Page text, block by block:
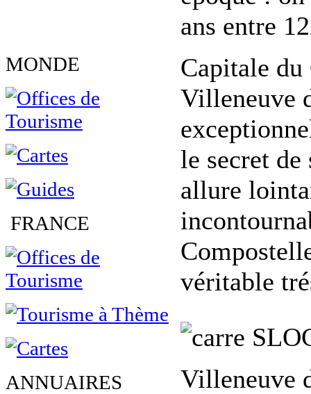
MONDE
FRANCE
ANNUAIRES
ans entre
Capitale du
Villeneuve
le secret de
allure
véritable
Villeneuve